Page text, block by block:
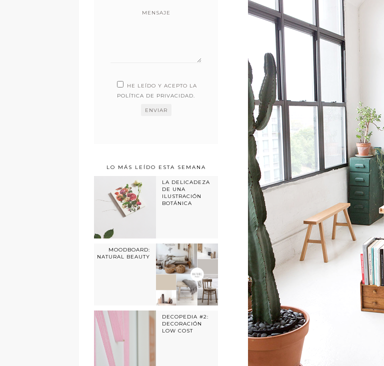
MENSAJE
HE LEÍDO Y ACEPTO LA
POLÍTICA DE PRIVACIDAD.
LO MÁS LEÍDO ESTA SEMANA
LA DELICADEZA
DE UNA
ILUSTRACIÓN
BOTÁNICA
MOODBOARD:
NATURAL BEAUTY
DECOPEDIA #2:
DECORACIÓN
LOW COST